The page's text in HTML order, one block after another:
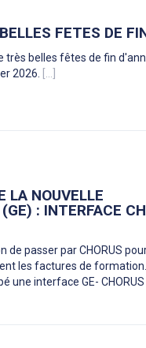
FETES DE
très belles fêtes de fin
2026.
LA NOUVELLE
: INTERFACE
de passer par CHORUS
les factures de formation.
une interface GE- CHORUS